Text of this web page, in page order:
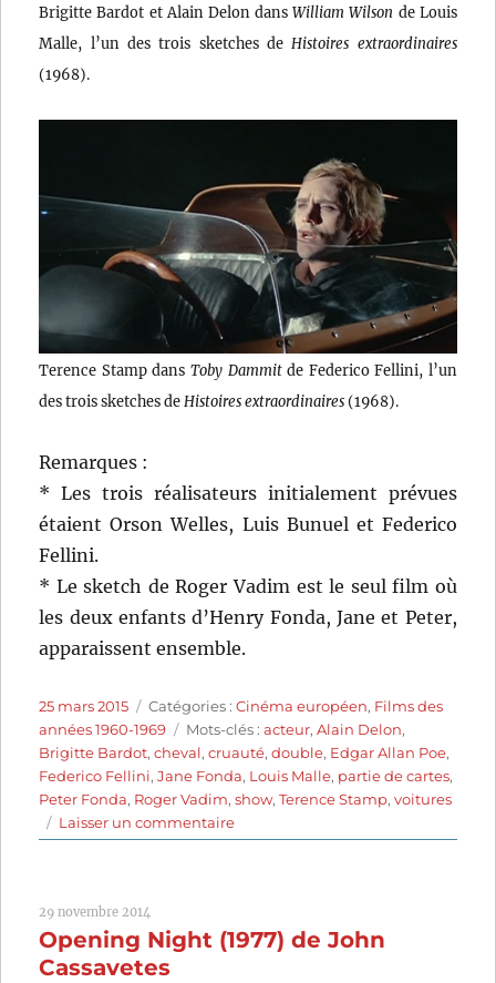
Brigitte Bardot et Alain Delon dansWilliam Wilson de Louis
Malle, l’un des trois sketches de Histoires extraordinaires
(1968).
Terence Stamp dans Toby Dammitde Federico Fellini, l’un
des trois sketches de Histoires extraordinaires(1968).
Remarques :
* Les trois réalisateurs initialement prévues
étaient Orson Welles, Luis Bunuel et Federico
Fellini.
* Le sketch de Roger Vadim est le seul film où
les deux enfants d’Henry Fonda, Jane et Peter,
apparaissent ensemble.
Publié
le
25 mars 2015 Catégories
Catégories :Cinéma européen, Films des
années 1960-1969
Étiquettes
Mots-clés :acteur,Alain Delon,
Brigitte Bardot,cheval,cruauté,double, Edgar Allan Poe,
Federico Fellini,Jane Fonda, Louis Malle, partie de cartes,
Peter Fonda, Roger Vadim,show,Terence Stamp,voitures
Laisser un commentairesur
Histoires
Federico
29 novembre 2014
Opening Night (1977) de John
Cassavetes